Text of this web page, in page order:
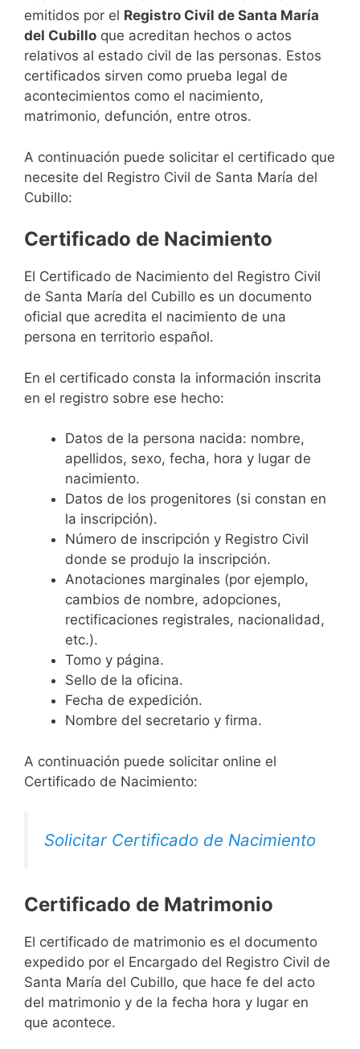
emitidos por el Registro Civil de Santa María
del Cubillo que acreditan hechos o actos
relativos al estado civil de las personas. Estos
certificados sirven como prueba legal de
acontecimientos como el nacimiento,
matrimonio, defunción, entre otros.
A continuación puede solicitar el certificado que
necesite del Registro Civil de Santa María del
Cubillo:
Certificado de Nacimiento
El Certificado de Nacimiento del Registro Civil
de Santa María del Cubillo es un documento
oficial que acredita el nacimiento de una
persona en territorio español.
En el certificado consta la información inscrita
en el registro sobre ese hecho:
Datos de la persona nacida: nombre,
apellidos, sexo, fecha, hora y lugar de
nacimiento.
Datos de los progenitores (si constan en
la inscripción).
Número de inscripción y Registro Civil
donde se produjo la inscripción.
Anotaciones marginales (por ejemplo,
cambios de nombre, adopciones,
rectificaciones registrales, nacionalidad,
etc.).
Tomo y página.
Sello de la oficina.
Fecha de expedición.
Nombre del secretario y firma.
A continuación puede solicitar online el
Certificado de Nacimiento:
Solicitar Certificado de Nacimiento
Certificado de Matrimonio
El certificado de matrimonio es el documento
expedido por el Encargado del Registro Civil de
Santa María del Cubillo, que hace fe del acto
del matrimonio y de la fecha hora y lugar en
que acontece.